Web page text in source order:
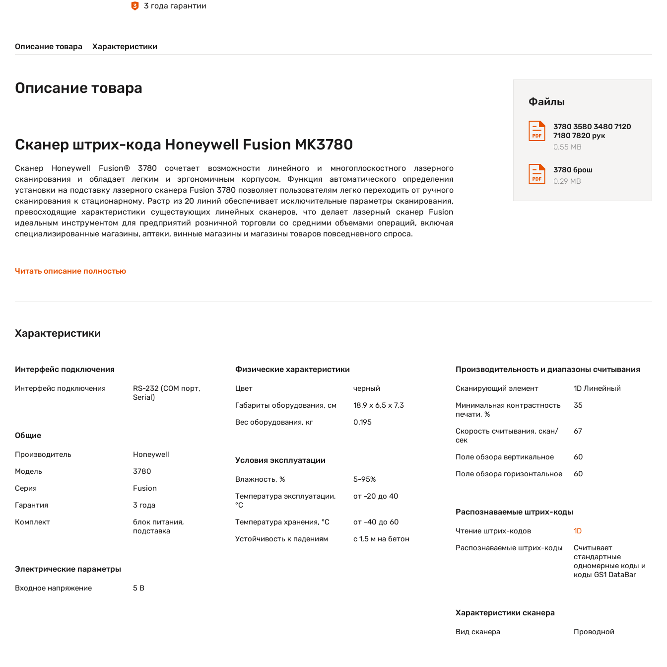
3 3 года гарантии
Описание товара Характеристики
Описание товара
Сканер штрих-кода Honeywell Fusion MK3780
Сканер Honeywell Fusion® 3780 сочетает возможности линейного и многоплоскостного лазерного
сканирования и обладает легким и эргономичным корпусом. Функция автоматического определения
установки на подставку лазерного сканера Fusion 3780 позволяет пользователям легко переходить от ручного
сканирования к стационарному. Растр из 20 линий обеспечивает исключительные параметры сканирования,
превосходящие характеристики существующих линейных сканеров, что делает лазерный сканер Fusion
идеальным инструментом для предприятий розничной торговли со средними объемами операций, включая
специализированные магазины, аптеки, винные магазины и магазины товаров повседневного спроса.
Читать описание полностью
Файлы
3780 3580 3480 7120
7180 7820 рук
0.55 MB
3780 брош
0.29 MB
Характеристики
Интерфейс подключения
Интерфейс подключения
RS-232 (COM порт,
Serial)
Общие
Производитель
Honeywell
Модель
3780
Серия
Fusion
Гарантия
3 года
Комплект
блок питания,
подставка
Электрические параметры
Входное напряжение 5 В
Физические характеристики
Цвет
черный
Габариты оборудования, см
18,9 x 6,5 x 7,3
Вес оборудования, кг
0.195
Условия эксплуатации
Влажность, %
5-95%
Температура эксплуатации,
°C
от -20 до 40
Температура хранения, °C
от -40 до 60
Устойчивость к падениям
с 1,5 м на бетон
Производительность и диапазоны считывания
Сканирующий элемент
1D Линейный
Минимальная контрастность
печати, %
35
Скорость считывания, скан/
сек
67
Поле обзора вертикальное
60
Поле обзора горизонтальное
60
Распознаваемые штрих-коды
Чтение штрих-кодов
1D
Распознаваемые штрих-коды
Считывает
стандартные
одномерные коды и
коды GS1 DataBar
Характеристики сканера
Вид сканера Проводной